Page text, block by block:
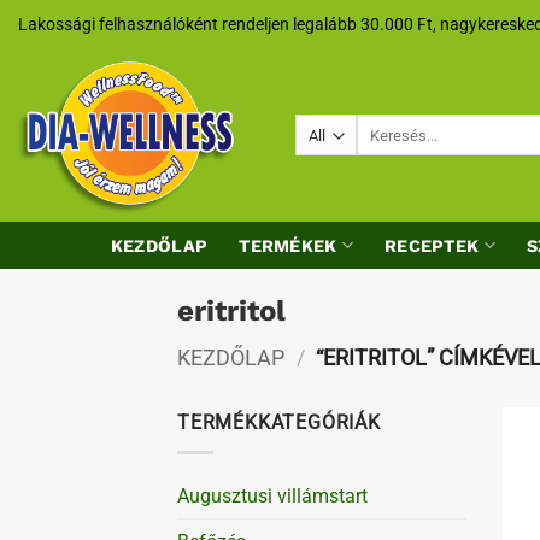
SkipLakossági felhasználóként rendeljen legalább 30.000 Ft,
KEZDŐLAP TERMÉKEK RECEPTEK
eritritol
KEZDŐLAP / “ERITRITOL”
TERMÉKKATEGÓRIÁK
Augusztusi villámstart